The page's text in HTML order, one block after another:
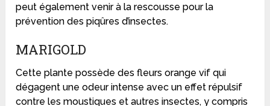
peut également venir à la rescousse pour la
prévention des piqûres d’insectes.
MARIGOLD
Cette plante possède des fleurs orange vif qui
dégagent une odeur intense avec un effet répulsif
contre les moustiques et autres insectes, y compris